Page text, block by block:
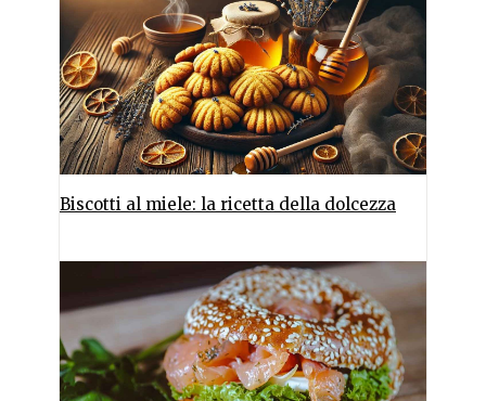
Biscotti al miele: la ricetta della dolcezza